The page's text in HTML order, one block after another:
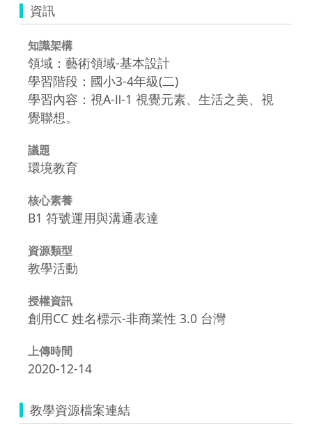
資訊
知識架構
領域：藝術領域-基本設計
學習階段：國小3-4年級(二)
學習內容：視A-Ⅱ-1 視覺元素、生活之美、視
覺聯想。
議題
環境教育
核心素養
B1 符號運用與溝通表達
資源類型
教學活動
授權資訊
創用CC 姓名標示-非商業性 3.0 台灣
上傳時間
2020-12-14
教學資源檔案連結